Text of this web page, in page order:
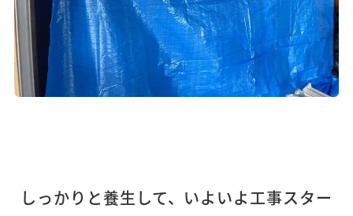
しっかりと養生して、いよいよ工事スター